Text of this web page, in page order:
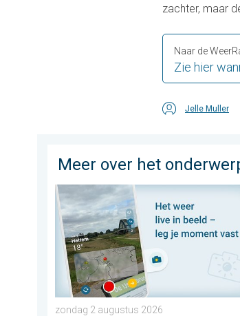
zachter, maar
Zie hier
Naar de
Jelle Muller
Meer over het
Impressies maken, momenten delen.
zondag 2 augustus 2026